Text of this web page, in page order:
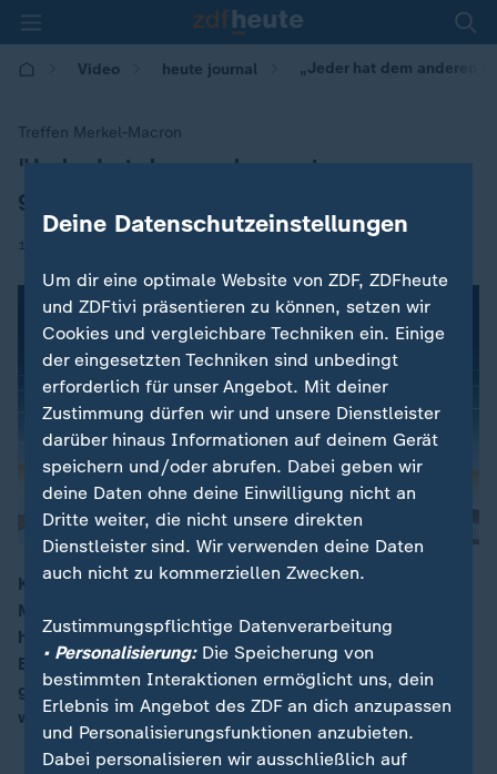
Video heute journal „Jeder hat dem anderen
Treffen Merkel-Macron
:"Jeder hat dem anderen etwas
gegeben"
19.06.2018 | 20:45
00:06
Korrespondent Thomas Walde erklärt zum Treffen
Merkel – Macron auf Schloss Meseberg, beide Seiten
hätten sich "etwas gegeben". Wie hoch das Euro-
Budget sein soll und wie Flüchtlingsfragen konkret
gelöst werden sollen, müsse noch ausgehandelt
werden.
Deine Datenschutzeinstellungen
Um dir eine optimale Website von ZDF, ZDFheute
und ZDFtivi präsentieren zu können, setzen wir
Cookies und vergleichbare Techniken ein. Einige
der eingesetzten Techniken sind unbedingt
erforderlich für unser Angebot. Mit deiner
Zustimmung dürfen wir und unsere Dienstleister
darüber hinaus Informationen auf deinem Gerät
speichern und/oder abrufen. Dabei geben wir
deine Daten ohne deine Einwilligung nicht an
Dritte weiter, die nicht unsere direkten
Dienstleister sind. Wir verwenden deine Daten
auch nicht zu kommerziellen Zwecken.
Zustimmungspflichtige Datenverarbeitung
• Personalisierung:Die Speicherung von
bestimmten Interaktionen ermöglicht uns, dein
Erlebnis im Angebot des ZDF an dich anzupassen
und Personalisierungsfunktionen anzubieten.
Dabei personalisieren wir ausschließlich auf